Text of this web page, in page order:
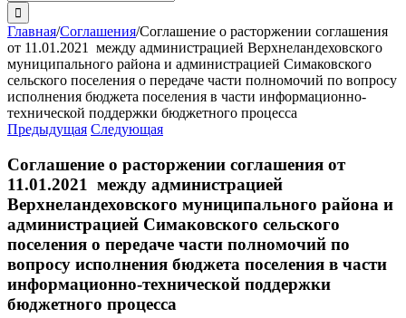
поиска:
Главная/Соглашения/Соглашение о расторжении соглашения
от 11.01.2021 между администрацией Верхнеландеховского
муниципального района и администрацией Симаковского
сельского поселения о передаче части полномочий по вопросу
исполнения бюджета поселения в части информационно-
технической поддержки бюджетного процесса
Предыдущая Следующая
Соглашение о расторжении соглашения от
11.01.2021 между администрацией
Верхнеландеховского муниципального района и
администрацией Симаковского сельского
поселения о передаче части полномочий по
вопросу исполнения бюджета поселения в части
информационно-технической поддержки
бюджетного процесса